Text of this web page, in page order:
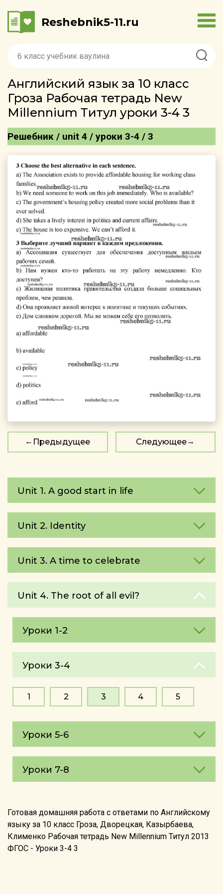
Reshebnik5-11.ru
Английский язык за 10 класс
Гроза Рабочая тетрадь New
Millennium Титул уроки 3-4 3
Решебник / unit 4 / уроки 3-4 / 3
Предыдущее Следующее
Unit 1. A good start in life
Unit 2. Identity
Unit 3. A time to celebrate
Unit 4. The root of all evil?
Уроки 1-2
Уроки 3-4
1 2 3 4 5
Уроки 5-6
Уроки 7-8
Готовая домашняя работа с ответами по Английскому
языку за 10 класс Гроза, Дворецкая, Казырбаева,
Клименко Рабочая тетрадь New Millennium Титул 2013
ФГОС - Уроки 3-4 3